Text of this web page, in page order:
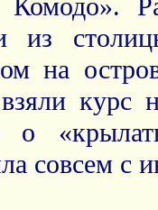
Комодо».
из
на
о
совсем